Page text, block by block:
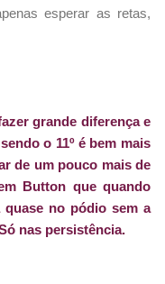
esperar as retas,
grande diferença e
o 11º é bem mais
de um pouco mais de
Button que quando
no pódio sem a
nas persistência.